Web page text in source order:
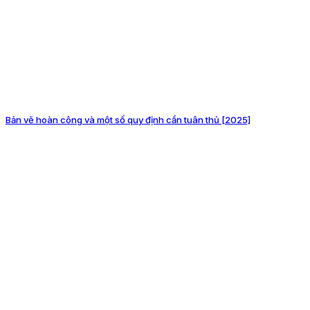
Bản vẽ hoàn công và một số quy định cần tuân thủ [2025]